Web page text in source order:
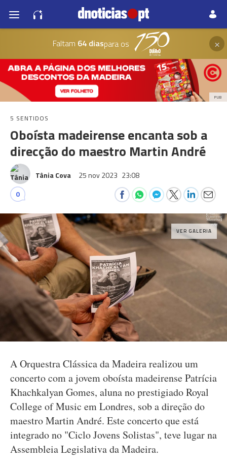
Faltam 64 diaspara os ×
PUB
5 SENTIDOS
Oboísta madeirense encanta sob a
direcção do maestro Martin André
Tânia Cova 25 nov 2023 23:08
0
VER GALERIA
A Orquestra Clássica da Madeira realizou um
concerto com a jovem oboísta madeirense Patrícia
Khachkalyan Gomes, aluna no prestigiado Royal
College of Music em Londres, sob a direção do
maestro Martin André. Este concerto que está
integrado no "Ciclo Jovens Solistas", teve lugar na
Assembleia Legislativa da Madeira.